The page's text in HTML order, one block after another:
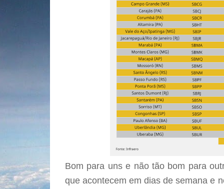
Bom para uns e não tão bom para
que acontecem em dias de semana e